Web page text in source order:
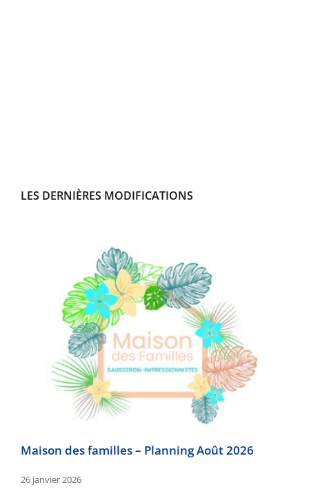
LES DERNIÈRES MODIFICATIONS
Maison des familles – Planning Août 2026
26 janvier 2026